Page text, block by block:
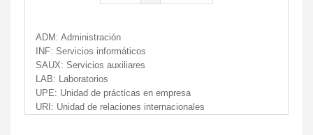
ADM: Administración
INF: Servicios informáticos
SAUX: Servicios auxiliares
LAB: Laboratorios
UPE: Unidad de prácticas en empresa
URI: Unidad de relaciones internacionales